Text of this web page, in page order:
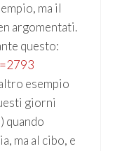
ma il
argomentati.
questo:
esempio
giorni
quando
ma al cibo, e